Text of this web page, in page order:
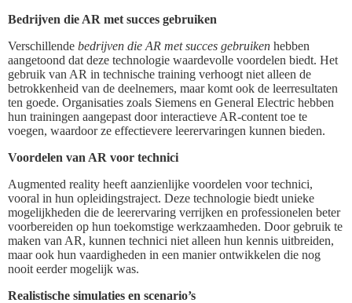
Bedrijven die AR met succes gebruiken
Verschillende bedrijven die AR met succes gebruiken hebben
aangetoond dat deze technologie waardevolle voordelen biedt. Het
gebruik van AR in technische training verhoogt niet alleen de
betrokkenheid van de deelnemers, maar komt ook de leerresultaten
ten goede. Organisaties zoals Siemens en General Electric hebben
hun trainingen aangepast door interactieve AR-content toe te
voegen, waardoor ze effectievere leerervaringen kunnen bieden.
Voordelen van AR voor technici
Augmented reality heeft aanzienlijke voordelen voor technici,
vooral in hun opleidingstraject. Deze technologie biedt unieke
mogelijkheden die de leerervaring verrijken en professionelen beter
voorbereiden op hun toekomstige werkzaamheden. Door gebruik te
maken van AR, kunnen technici niet alleen hun kennis uitbreiden,
maar ook hun vaardigheden in een manier ontwikkelen die nog
nooit eerder mogelijk was.
Realistische simulaties en scenario’s